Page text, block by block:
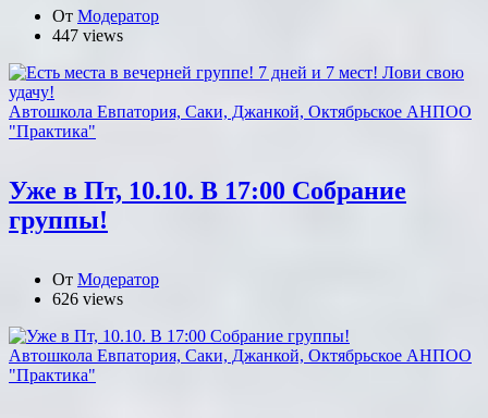
От Модератор
447 views
Автошкола Евпатория, Саки, Джанкой, Октябрьское АНПОО
"Практика"
Уже в Пт, 10.10. В 17:00 Собрание
группы!
От Модератор
626 views
Автошкола Евпатория, Саки, Джанкой, Октябрьское АНПОО
"Практика"